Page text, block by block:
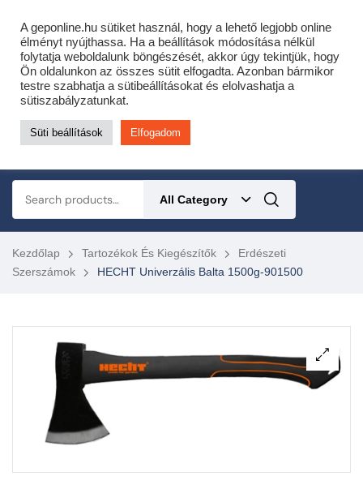
Cofidis expressz online áruhitel 0 % THM-el 10 hónapra!
Most minden akciós HQ láncfűrészhez ajándékba adunk egy fűrészláncot!
Részletek ide kattintva!
KERTÉSZETI – ERDÉSZETI – ÉPÍTŐIPARI GÉP WEBSHOP
All Category
Kezdőlap Tartozékok És Kiegészítők
Erdészeti
Szerszámok
HECHT Univerzális Balta 1500g-901500
A geponline.hu sütiket használ, hogy a lehető legjobb online
élményt nyújthassa. Ha a beállítások módosítása nélkül
folytatja weboldalunk böngészését, akkor úgy tekintjük, hogy
Ön oldalunkon az összes sütit elfogadta. Azonban bármikor
testre szabhatja a sütibeállításokat és elolvashatja a
sütiszabályzatunkat.
Süti beállítások Elfogadom